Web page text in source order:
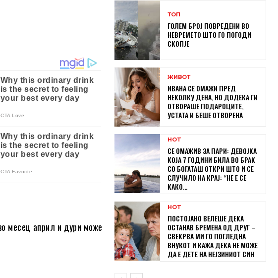
месец април и дури може
ТОП
ГОЛЕМ БРОЈ ПОВРЕДЕНИ ВО
НЕВРЕМЕТО ШТО ГО ПОГОДИ
СКОПЈЕ
ЖИВОТ
ИВАНА СЕ ОМАЖИ ПРЕД
НЕКОЛКУ ДЕНА, НО ДОДЕКА ГИ
ОТВОРАШЕ ПОДАРОЦИТЕ,
УСТАТА И БЕШЕ ОТВОРЕНА
HOT
СЕ ОМАЖИВ ЗА ПАРИ: ДЕВОЈКА
КОЈА 7 ГОДИНИ БИЛА ВО БРАК
СО БОГАТАШ ОТКРИ ШТО И СЕ
СЛУЧИЛО НА КРАЈ: “НЕ Е СЕ
КАКО...
HOT
ПОСТОЈАНО ВЕЛЕШЕ ДЕКА
ОСТАНАВ БРЕМЕНА ОД ДРУГ –
СВЕКРВА МИ ГО ПОГЛЕДНА
ВНУКОТ И КАЖА ДЕКА НЕ МОЖЕ
ДА Е ДЕТЕ НА НЕЈЗИНИОТ СИН